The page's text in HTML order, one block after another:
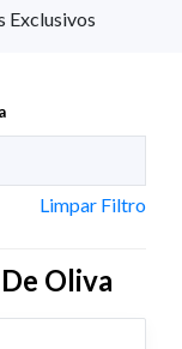
Exclusivos
Limpar Filtro
Oliva